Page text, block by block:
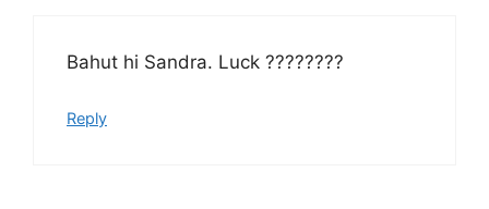
Bahut hi Sandra. Luck ????????
Reply